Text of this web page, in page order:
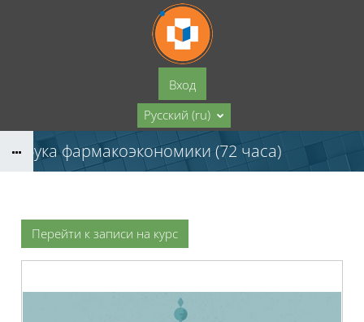
Перейти к основному содержанию
Вход
Русский ‎(ru)‎
Азбука фармакоэкономики (72 часа)
Перейти к записи на курс